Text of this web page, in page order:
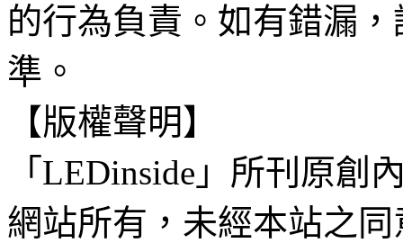
的行為負責。如有錯漏
準。
【版權聲明】
「LEDinside」所刊原創
網站所有，未經本站之